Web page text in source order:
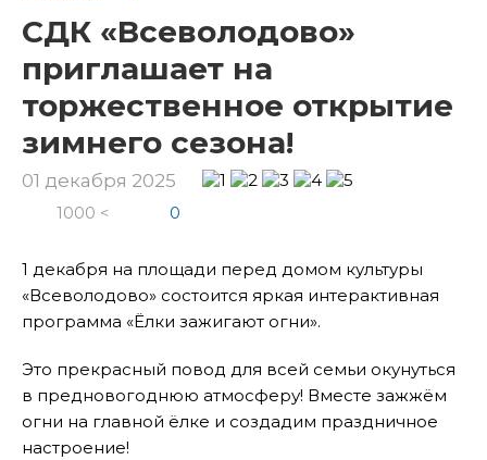
СДК «Всеволодово»
приглашает на
торжественное открытие
зимнего сезона!
01 декабря 2025
1000 < 0
1 декабря на площади перед домом культуры
«Всеволодово» состоится яркая интерактивная
программа «Ёлки зажигают огни».
Это прекрасный повод для всей семьи окунуться
в предновогоднюю атмосферу! Вместе зажжём
огни на главной ёлке и создадим праздничное
настроение!